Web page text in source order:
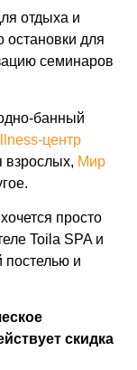
отдыха и
остановки для
семинаров
банный
центр
взрослых, Мир
просто
Toila SPA и
постелью и
скидка